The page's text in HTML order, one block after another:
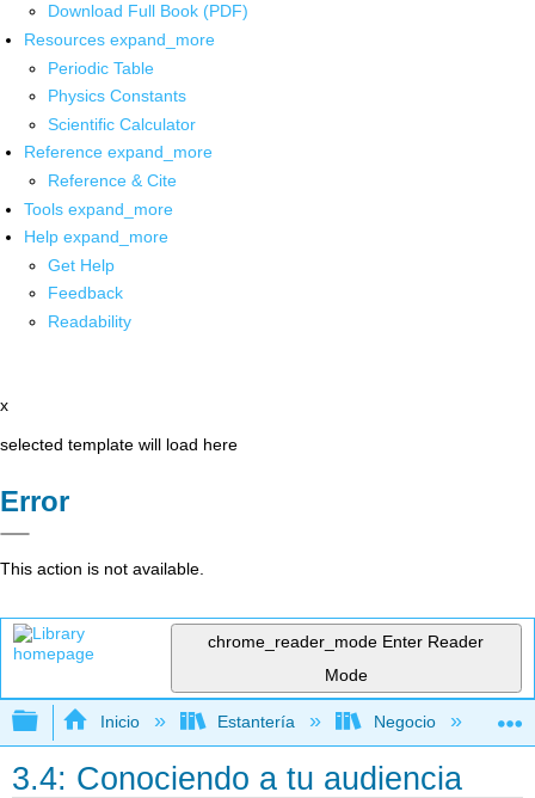
Download Full Book (PDF)
Resources expand_more
Periodic Table
Physics Constants
Scientific Calculator
Reference expand_more
Reference & Cite
Tools expand_more
Help expand_more
Get Help
Feedback
Readability
x
selected template will load here
Error
This action is not available.
chrome_reader_mode Enter Reader
Mode
Expandir/contraer jerarquía global
Inicio Estantería Negocio
3.4: Conociendo a tu audiencia